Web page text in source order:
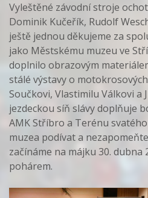
Vyleštěné závodní stroje
Dominik Kučeřík, Rudolf
ještě jednou děkujeme za
jako Městskému muzeu ve
doplnilo obrazovým
stálé výstavy o
Součkovi, Vlastimilu Válkovi a
jezdeckou síň slávy doplňuje
AMK Stříbro a Terénu
muzea podívat a
začínáme na májku 30. dubna
pohárem.